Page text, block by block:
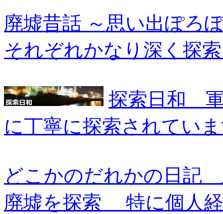
廃墟昔話 ～思い出ぽろ
それぞれかなり深く探
探索日和 軍
に丁寧に探索されてい
どこかのだれかの日記
廃墟を探索 特に個人